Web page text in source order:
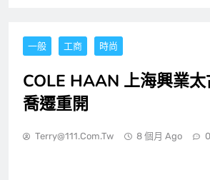
一般 工商 時尚
COLE HAAN 上海興業
喬遷重開
Terry@111.com.tw 8 個月 Ago 0